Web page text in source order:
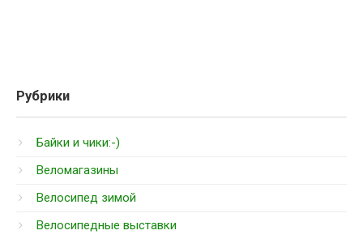
Рубрики
Байки и чики:-)
Веломагазины
Велосипед зимой
Велосипедные выставки